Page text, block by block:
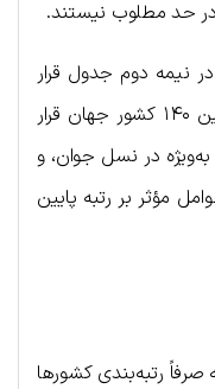
حد مطلوب نیستند.
نیمه دوم جدول قرار
می‌گیرد و معمولاً در بازه ۱۰۰ تا ۱۲۰ بین ۱۴۰ کشور جهان قرار
در نسل جوان، و
مؤثر بر رتبه پایین
بیش از آنکه صرفاً رتبه‌بندی کشورها